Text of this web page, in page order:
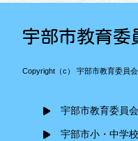
宇部市教育委
Copyright（c） 宇部市教育委員
宇部市教育委員会
宇部市小・中学